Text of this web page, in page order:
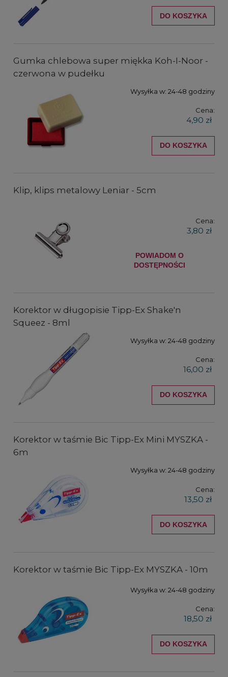
DO KOSZYKA
Gumka chlebowa super miękka Koh-I-Noor -
czerwona w pudełku
Wysyłka w: 24-48 godziny
Cena:
4,90 zł
DO KOSZYKA
Klip, klips metalowy Leniar - 5cm
Cena:
3,80 zł
POWIADOM O
DOSTĘPNOŚCI
Korektor w długopisie Tipp-Ex Shake'n
Squeez - 8ml
Wysyłka w: 24-48 godziny
Cena:
16,00 zł
DO KOSZYKA
Korektor w taśmie Bic Tipp-Ex Mini MYSZKA -
6m
Wysyłka w: 24-48 godziny
Cena:
13,50 zł
DO KOSZYKA
Korektor w taśmie Bic Tipp-Ex MYSZKA - 10m
Wysyłka w: 24-48 godziny
Cena:
18,50 zł
DO KOSZYKA